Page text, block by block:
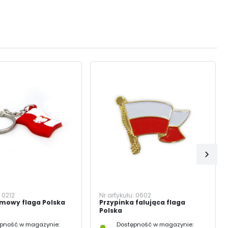
0212
flaga Polska
w magazynie:
Nr artykułu: 0602
Przypinka falująca flaga
Polska
Dostępność w magazynie: